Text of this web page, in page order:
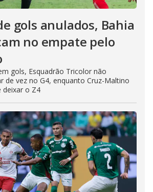
gols anulados, Bahia
no empate pelo
gols, Esquadrão Tricolor não
de vez no G4, enquanto Cruz-Maltino
deixar o Z4